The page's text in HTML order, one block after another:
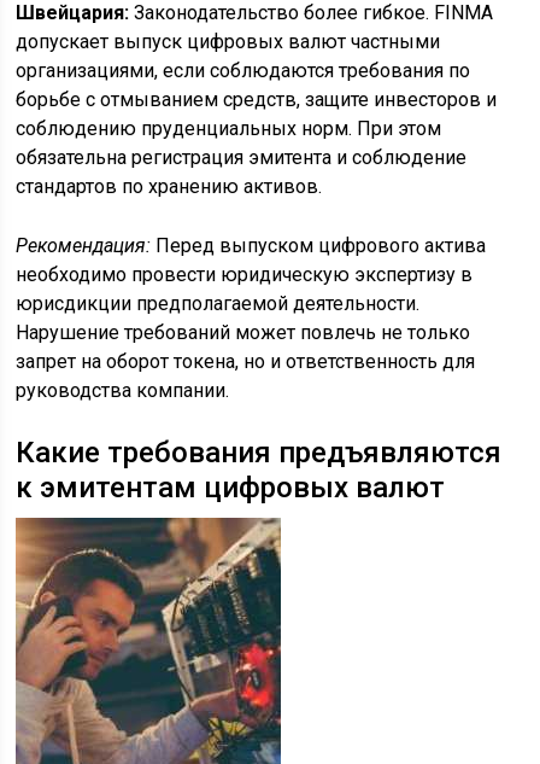
Швейцария: Законодательство более гибкое. FINMA
допускает выпуск цифровых валют частными
организациями, если соблюдаются требования по
борьбе с отмыванием средств, защите инвесторов и
соблюдению пруденциальных норм. При этом
обязательна регистрация эмитента и соблюдение
стандартов по хранению активов.
Рекомендация: Перед выпуском цифрового актива
необходимо провести юридическую экспертизу в
юрисдикции предполагаемой деятельности.
Нарушение требований может повлечь не только
запрет на оборот токена, но и ответственность для
руководства компании.
Какие требования предъявляются
к эмитентам цифровых валют